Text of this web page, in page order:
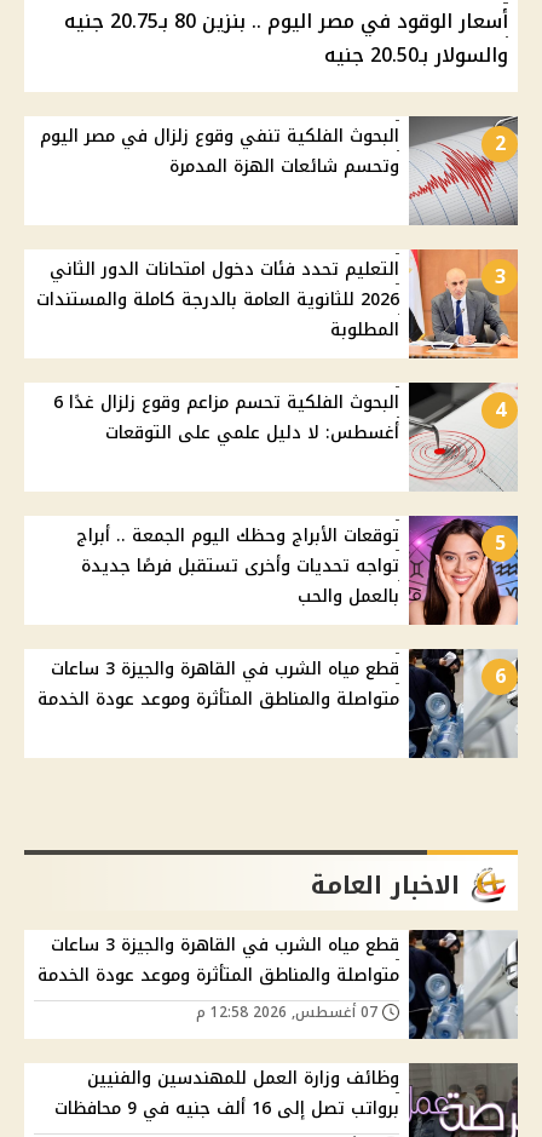
أسعار الوقود في مصر اليوم .. بنزين 80 بـ20.75 جنيه
والسولار بـ20.50 جنيه
2
البحوث الفلكية تنفي وقوع زلزال في مصر اليوم
وتحسم شائعات الهزة المدمرة
3
التعليم تحدد فئات دخول امتحانات الدور الثاني
2026 للثانوية العامة بالدرجة كاملة والمستندات
المطلوبة
4
البحوث الفلكية تحسم مزاعم وقوع زلزال غدًا 6
أغسطس: لا دليل علمي على التوقعات
5
توقعات الأبراج وحظك اليوم الجمعة .. أبراج
تواجه تحديات وأخرى تستقبل فرصًا جديدة
بالعمل والحب
6
قطع مياه الشرب في القاهرة والجيزة 3 ساعات
متواصلة والمناطق المتأثرة وموعد عودة الخدمة
الاخبار العامة
قطع مياه الشرب في القاهرة والجيزة 3 ساعات
متواصلة والمناطق المتأثرة وموعد عودة الخدمة
وظائف وزارة العمل للمهندسين والفنيين
برواتب تصل إلى 16 ألف جنيه في 9 محافظات